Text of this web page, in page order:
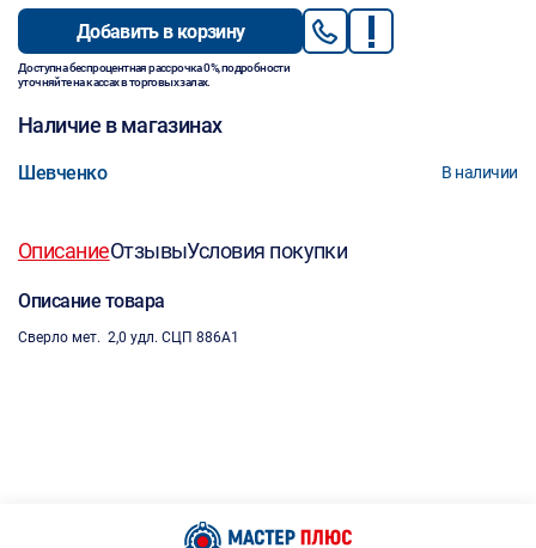
Добавить в корзину
Доступна беспроцентная рассрочка 0%, подробности
уточняйте на кассах в торговых залах.
Наличие в магазинах
Шевченко В наличии
ОписаниеОтзывыУсловия покупки
Описание товара
Сверло мет. 2,0 удл. СЦП 886А1